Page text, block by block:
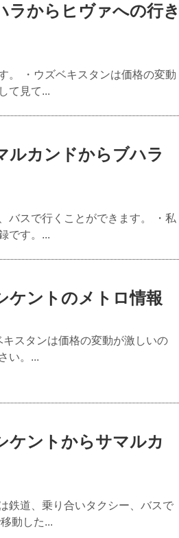
ラからヒヴァへの行き
。 ・ウズベキスタンは価格の変動
て見て...
ルカンドからブハラ
バスで行くことができます。 ・私
です。...
ケントのメトロ情報
キスタンは価格の変動が激しいの
い。...
ケントからサマルカ
鉄道、乗り合いタクシー、バスで
動した...